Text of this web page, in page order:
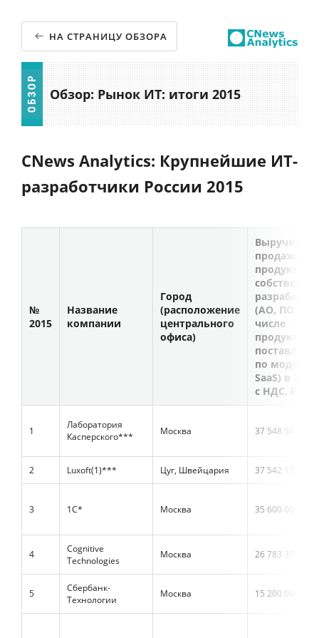
НА СТРАНИЦУ ОБЗОРА
Обзор: Рынок ИТ: итоги 2015
CNews Analytics: Крупнейшие ИТ-
разработчики России 2015
№
2015
Название
компании
Город
(расположение
центрального
офиса)
Выручка от
продажи
продуктов
разработки
(АО, ПО, в
числе
продукты,
по модели
SaaS) в 2015
с НДС, ₽тыс.
1
Лаборатория
Касперского***
Москва 37 548 540
2 Luxoft(1)*** Цуг, Швейцария 37 542 172
3 1С* Москва 35 600 000
4
Cognitive
Technologies
Москва 26 783 371
5
Сбербанк-
Технологии
Москва 15 200 000